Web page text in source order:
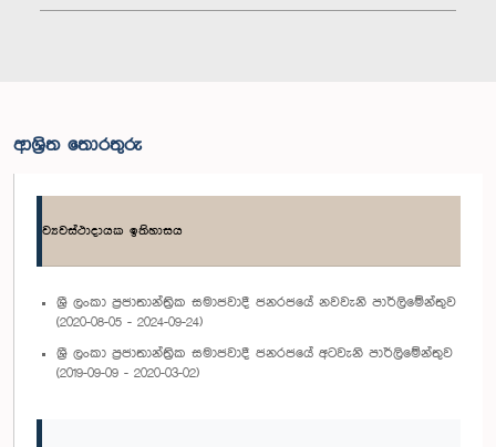
ආශ්‍රිත තොරතුරු
ව්‍යවස්ථාදායක ඉතිහාසය
ශ්‍රී ලංකා ප්‍රජාතාන්ත්‍රික සමාජවාදී ජනරජයේ නවවැනි පාර්ලිමේන්තුව
(2020-08-05 - 2024-09-24)
ශ්‍රී ලංකා ප්‍රජාතාන්ත්‍රික සමාජවාදී ජනරජයේ අටවැනි පාර්ලිමේන්තුව
(2019-09-09 - 2020-03-02)